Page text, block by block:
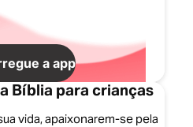
a app
Bíblia para crianças
vida, apaixonarem-se pela